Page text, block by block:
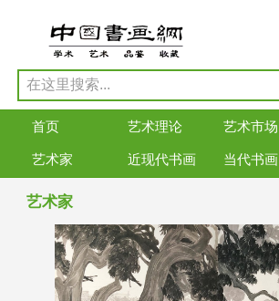
首页 艺术理论 艺术市场
艺术家 近现代书画 当代书画
艺术家